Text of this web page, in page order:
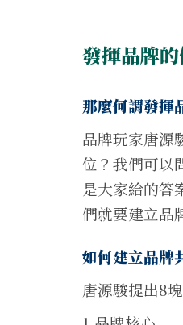
發揮品牌
那麼何謂發揮
品牌玩家唐源
位？我們可以
是大家給的答
們就要建立品
如何建立品牌
唐源駿提出8